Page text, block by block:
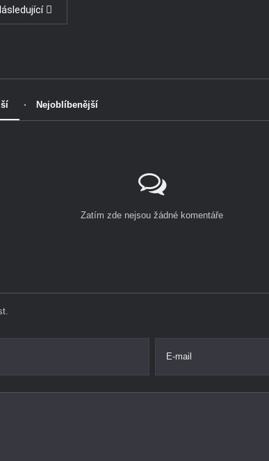
Nejoblíbenější
Zatím zde nejsou žádné komentáře
E-mail